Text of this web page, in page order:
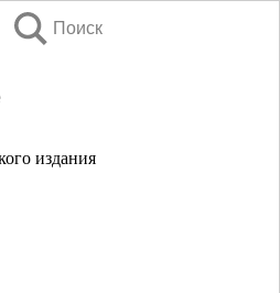
Поиск
издания